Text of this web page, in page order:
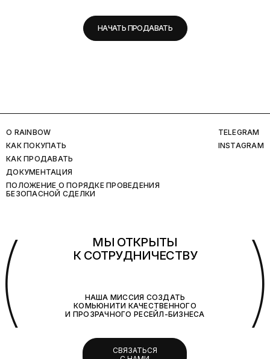
НАЧАТЬ ПРОДАВАТЬ
O RAINBOW
КАК ПОКУПАТЬ
КАК ПРОДАВАТЬ
ДОКУМЕНТАЦИЯ
ПОЛОЖЕНИЕ О ПОРЯДКЕ ПРОВЕДЕНИЯ
БЕЗОПАСНОЙ СДЕЛКИ
TELEGRAM
INSTAGRAM
МЫ ОТКРЫТЫ
К СОТРУДНИЧЕСТВУ
НАША МИССИЯ СОЗДАТЬ
КОМЬЮНИТИ КАЧЕСТВЕННОГО
И ПРОЗРАЧНОГО РЕСЕЙЛ-БИЗНЕСА
СВЯЗАТЬСЯ